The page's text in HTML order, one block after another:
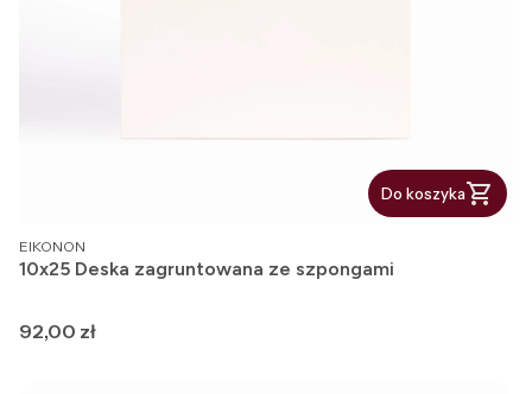
Do koszyka
PRODUCENT
EIKONON
10x25 Deska zagruntowana ze szpongami
Cena
92,00 zł